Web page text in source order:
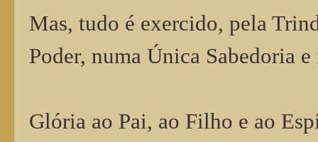
Mas, tudo é exercido, pela
Poder, numa Única Sabedoria
Glória ao Pai, ao Filho e ao